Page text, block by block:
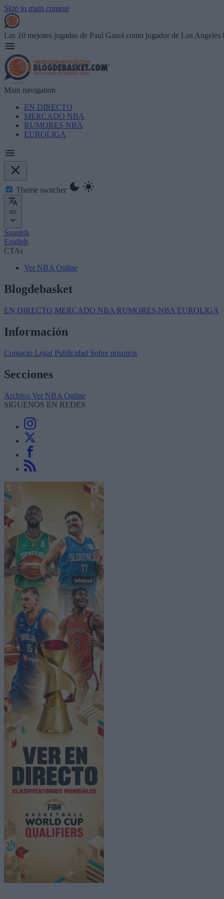
Skip to main content
Las 10 mejores jugadas de Paul Gasol como jugador de Los Angeles
Main navigation
EN DIRECTO
MERCADO NBA
RUMORES NBA
EUROLIGA
Theme switcher
es
Spanish
English
CTAs
Ver NBA Online
Blogdebasket
EN DIRECTO MERCADO NBA RUMORES NBA EUROLIGA
Información
Contacto Legal Publicidad Sobre nosotros
Secciones
Archivo Ver NBA Online
SIGUENOS EN REDES